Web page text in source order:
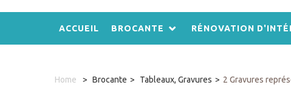
ACCUEIL BROCANTE RÉNOVATION
Home > Brocante > Tableaux, Gravures > 2 Gravures